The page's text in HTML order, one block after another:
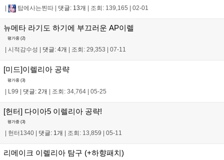
탑에사는찐따 댓글: 13개 조회: 139,165 02-01
뉴메타 라기도 하기에 부끄러운 AP이렐
평가중 (2)
시적감수성 댓글: 4개 조회: 29,353 07-11
[미드]이렐리아 공략
평가중 (3)
| L99 | 댓글: 2개 | 조회: 34,764 | 05-25
[헌터] 다이아5 이렐리아 공략!
평가중 (3)
헌터1340 댓글: 1개 조회: 13,859 05-11
리메이크 이렐리아 탐구 (+하향패치)